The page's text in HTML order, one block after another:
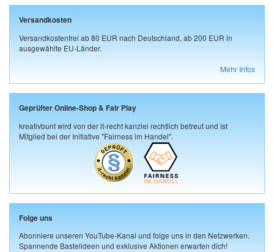
Versandkosten
Versandkostenfrei ab 80 EUR nach Deutschland, ab 200 EUR in
ausgewählte EU-Länder.
Mehr Infos
Geprüfter Online-Shop & Fair Play
kreativbunt wird von der it-recht kanzlei rechtlich betreut und ist
Mitglied bei der Initiative "Fairness im Handel".
Folge uns
Abonniere unseren YouTube-Kanal und folge uns in den Netzwerken.
Spannende Bastelideen und exklusive Aktionen erwarten dich!